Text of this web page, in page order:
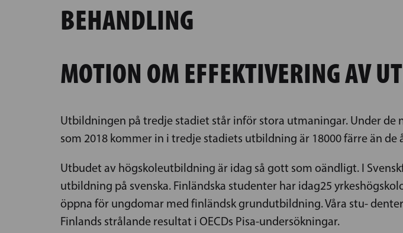
BEHANDLING
MOTION OM EFFEKTIVERING AV
Utbildningen på tredje stadiet står inför stora utmaningar. Under
som 2018 kommer in i tredje stadiets utbildning är 18000 färre än
Utbudet av högskoleutbildning är idag så gott som oändligt. I
utbildning på svenska. Finländska studenter har idag25
öppna för ungdomar med finländsk grundutbildning. Våra stu-
Finlands strålande resultat i OECDs Pisa-undersökningar.